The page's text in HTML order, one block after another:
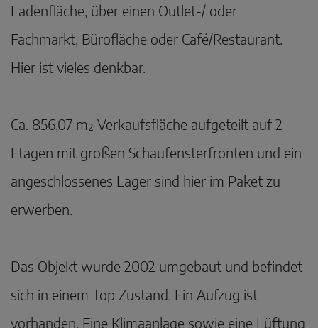
Ladenfläche, über einen Outlet-/ oder
Fachmarkt, Bürofläche oder Café/Restaurant.
Hier ist vieles denkbar.
Ca. 856,07 m² Verkaufsfläche aufgeteilt auf 2
Etagen mit großen Schaufensterfronten und ein
angeschlossenes Lager sind hier im Paket zu
erwerben.
Das Objekt wurde 2002 umgebaut und befindet
sich in einem Top Zustand. Ein Aufzug ist
vorhanden. Eine Klimaanlage sowie eine Lüftung